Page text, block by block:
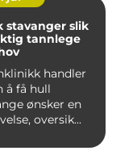
slik
tannlege
handler
å få hull
ønsker en
oversik...